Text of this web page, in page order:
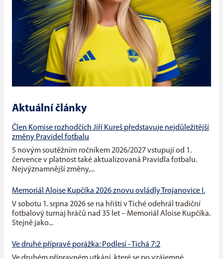
Aktuální články
Člen Komise rozhodčích Jiří Kureš představuje nejdůležitější
změny Pravidel fotbalu
S novým soutěžním ročníkem 2026/2027 vstupují od 1.
července v platnost také aktualizovaná Pravidla fotbalu.
Nejvýznamnější změny,...
Memoriál Aloise Kupčíka 2026 znovu ovládly Trojanovice I.
V sobotu 1. srpna 2026 se na hřišti v Tiché odehrál tradiční
fotbalový turnaj hráčů nad 35 let – Memoriál Aloise Kupčíka.
Stejně jako...
Ve druhé přípravě porážka: Podlesí - Tichá 7:2